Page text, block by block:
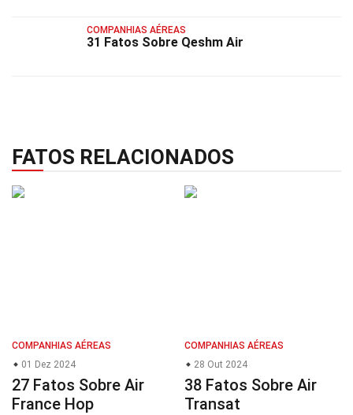
COMPANHIAS AÉREAS
31 Fatos Sobre Qeshm Air
FATOS RELACIONADOS
COMPANHIAS AÉREAS
01 Dez 2024
27 Fatos Sobre Air
France Hop
COMPANHIAS AÉREAS
28 Out 2024
38 Fatos Sobre Air
Transat